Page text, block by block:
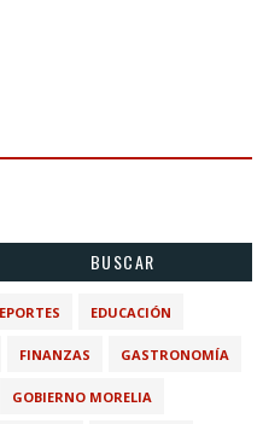
BUSCAR
EDUCACIÓN
FINANZAS GASTRONOMÍA
GOBIERNO MORELIA